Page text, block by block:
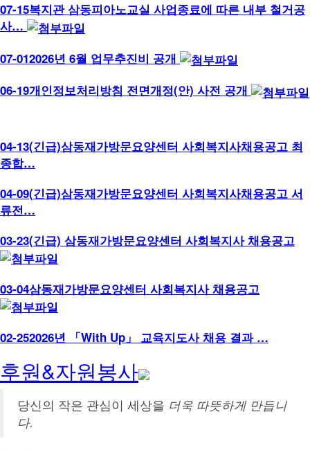
07-15복지관 삼동피아노교실 사업종료에 따른 내부 철거공
사…
07-012026년 6월 업무추진비 공개
06-19개인정보처리방침 전면개정(안) 사전 공개
04-13(긴급)삼동재가방문요양센터 사회복지사채용공고 최
종합…
04-09(긴급)삼동재가방문요양센터 사회복지사채용공고 서
류전…
03-23(긴급) 삼동재가방문요양센터 사회복지사 채용공고
03-04삼동재가방문요양센터 사회복지사 채용공고
02-252026년 「With Up」 교육지도사 채용 결과 …
후원&자원봉사
당신의 작은 관심이 세상을 더욱 따뜻하게 만듭니
다.